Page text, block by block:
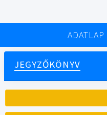
ADATLAP
JEGYZŐKÖNYV